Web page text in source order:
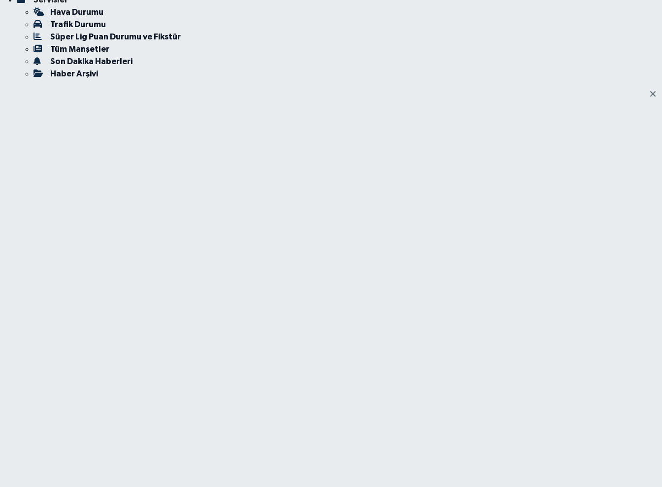
Hava Durumu
Trafik Durumu
Süper Lig Puan Durumu ve Fikstür
Tüm Manşetler
Son Dakika Haberleri
Haber Arşivi